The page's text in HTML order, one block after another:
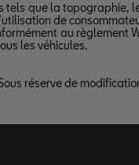
tels que la
de
au
les véhicules.
réserve de